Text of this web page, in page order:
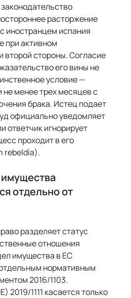
расторжение
иностранцем испания
при активном
второй стороны. Согласие
его вины не
условие —
не менее трех месяцев с
брака. Истец подает
официально уведомляет
ответчик игнорирует
проходит в его
rebeldía).
отдельно от
разделяет статус
отношения
имущества в ЕС
нормативным
2016/1103.
2019/1111 касается только